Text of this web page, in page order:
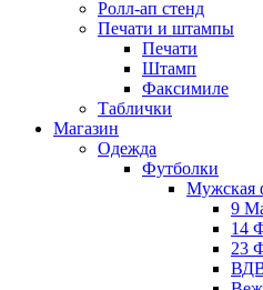
Ролл-ап стенд
Печати и штампы
Печати
Штамп
Факсимиле
Таблички
Магазин
Одежда
Футболки
Мужская
9
14
23